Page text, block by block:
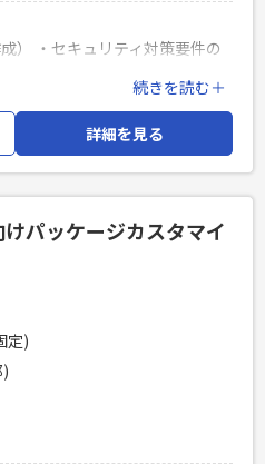
） ・セキュリティ対策要件の
システム運用業務として、ログ
/設計）等をお願いします。
題ない方。
以上
続きを読む＋
詳細を見る
パッケージカスタマイ
定)